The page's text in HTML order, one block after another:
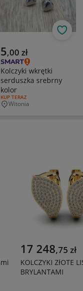
Aktualna cena
5,00 zł
Kolczyki wkrętki
serduszka srebrny
kolor
RODZAJ OFERTY:
KUP TERAZ
Miejscowość
Witonia
17 248,75 zł
KOLCZYKI ZłOTE
BRYLANTAMI